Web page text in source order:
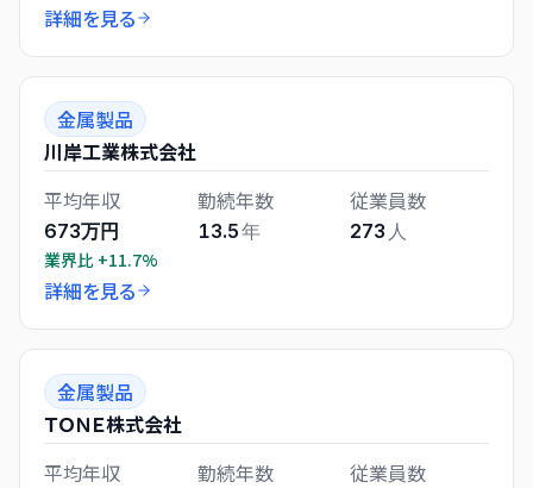
詳細を見る
金属製品
川岸工業株式会社
平均年収
673万円
業界比 +11.7%
勤続年数
13.5年
従業員数
273 人
詳細を見る
金属製品
ＴＯＮＥ株式会社
平均年収
勤続年数 従業員数